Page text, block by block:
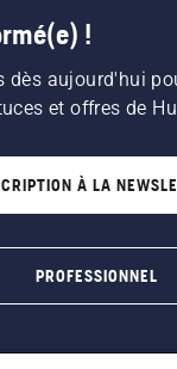
!
dès aujourd'hui
et offres de
À LA
PROFESSIONNEL